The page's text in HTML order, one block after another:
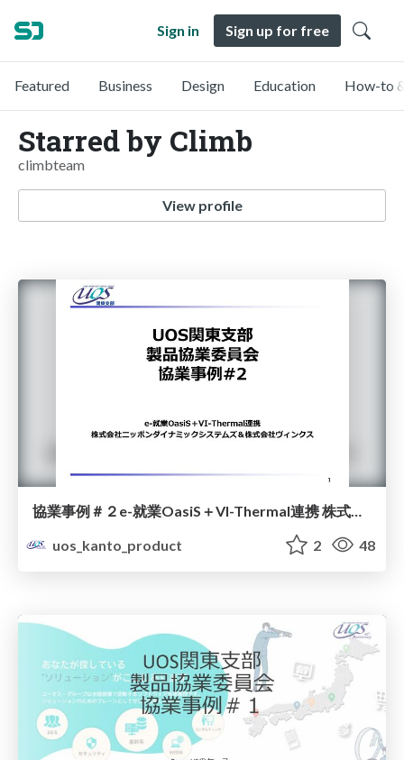
Sign in Sign up for free
Featured Business Design Education How-to
Starred by Climb
climbteam
View profile
uos_kanto_product
2 48